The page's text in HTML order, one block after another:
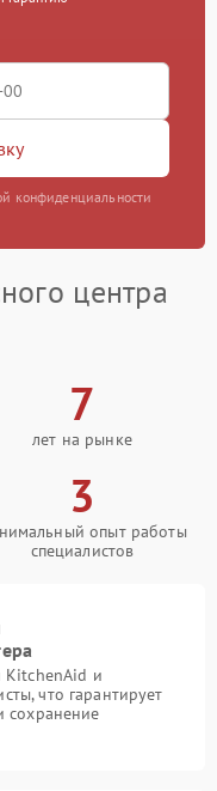
конфиденциальности
центра
7
лет на рынке
3
опыт работы
специалистов
KitchenAid и
что гарантирует
сохранение